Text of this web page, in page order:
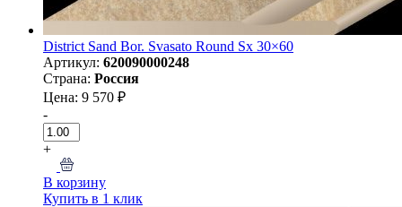
District Sand Bor. Svasato Round Sx 30×60
Артикул: 620090000248
Страна: Россия
Цена: 9 570 ₽
-
+
В корзину
Купить в 1 клик